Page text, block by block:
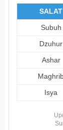
SALAT
Subuh
Dzuhur
Ashar
Isya